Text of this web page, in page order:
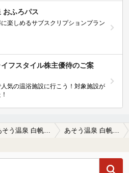
おふろパス
楽しめるサブスクリプションプラン
イフスタイル株主優待のご案
気の温浴施設に行こう！対象施設が
あそう温泉 白帆の湯（しらほのゆ）の口コミ 500円でいろいろついてくる。